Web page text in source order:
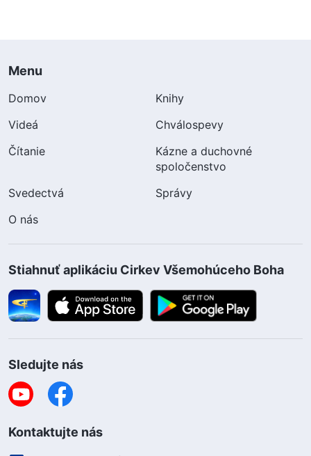
Menu
Domov
Knihy
Videá
Chválospevy
Čítanie
Kázne a duchovné
spoločenstvo
Svedectvá
Správy
O nás
Stiahnuť aplikáciu Cirkev Všemohúceho Boha
Sledujte nás
Kontaktujte nás